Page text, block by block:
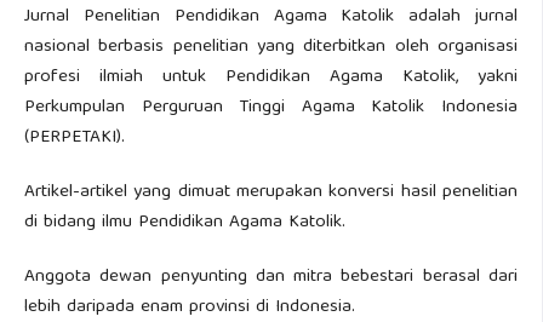
Jurnal Penelitian Pendidikan Agama Katolik adalah jurnal
nasional berbasis penelitian yang diterbitkan oleh organisasi
profesi ilmiah untuk Pendidikan Agama Katolik, yakni
Perkumpulan Perguruan Tinggi Agama Katolik Indonesia
(PERPETAKI).
Artikel-artikel yang dimuat merupakan konversi hasil penelitian
di bidang ilmu Pendidikan Agama Katolik.
Anggota dewan penyunting dan mitra bebestari berasal dari
lebih daripada enam provinsi di Indonesia.